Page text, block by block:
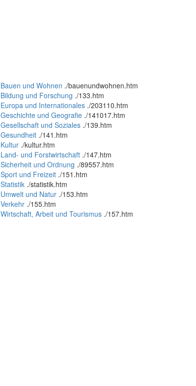
Bauen und Wohnen ./bauenundwohnen.htm
Bildung und Forschung ./133.htm
Europa und Internationales ./203110.htm
Geschichte und Geografie ./141017.htm
Gesellschaft und Soziales ./139.htm
Gesundheit ./141.htm
Kultur ./kultur.htm
Land- und Forstwirtschaft ./147.htm
Sicherheit und Ordnung ./89557.htm
Sport und Freizeit ./151.htm
Statistik ./statistik.htm
Umwelt und Natur ./153.htm
Verkehr ./155.htm
Wirtschaft, Arbeit und Tourismus ./157.htm